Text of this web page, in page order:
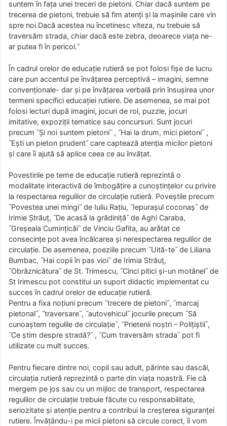
suntem ȋn faţa unei treceri de pietoni. Chiar dacă suntem pe
trecerea de pietoni, trebuie să fim atenţi şi la maşinile care vin
spre noi.Dacă acestea nu ȋncetinesc viteza, nu trebuie să
traversăm strada, chiar dacă este zebra, deoarece viaţa ne-
ar putea fi ȋn pericol.˝
În cadrul orelor de educaţie rutieră se pot folosi fişe de lucru
care pun accentul pe ȋnvăţarea perceptivă – imagini, semne
convenţionale- dar şi pe ȋnvăţarea verbală prin ȋnsuşirea unor
termeni specifici educaţiei rutiere. De asemenea, se mai pot
folosi lecturi după imagini, jocuri de rol, puzzle, jocuri
imitative, expoziţii tematice sau concursuri. Sunt jocuri
precum ˝Şi noi suntem pietoni˝ , ˝Hai la drum, mici pietoni˝ ,
˝Eşti un pieton prudent˝ care captează atenţia micilor pietoni
şi care ȋi ajută să aplice ceea ce au ȋnvăţat.
Povestirile pe teme de educaţie rutieră reprezintă o
modalitate interactivă de ȋmbogăţire a cunoştinţelor cu privire
la respectarea regulilor de circulaţie rutieră. Poveştile precum
˝Povestea unei mingi˝ de Iuliu Raţiu, ˝Iepuraşul coconaş˝ de
Irimie Ştrăuţ, ˝De acasă la grădiniţă˝ de Aghi Caraba,
˝Greşeala Cuminţicăi˝ de Vinciu Gafita, au arătat ce
consecinţe pot avea ȋncălcarea şi nerespectarea regulilor de
circulaţie. De asemenea, poeziile precum ˝Uită-te˝ de Liliana
Bumbac, ˝Hai copii ȋn pas vioi˝ de Irimia Străuţ,
˝Obrăznicătura˝ de St. Trimescu, ˝Cinci pitici şi-un motănel˝ de
St Irimescu pot constitui un suport didactic implementat cu
succes ȋn cadrul orelor de educaţie rutieră.
Pentru a fixa noţiuni precum ˝trecere de pietoni˝, ˝marcaj
pietonal˝, ˝traversare˝, ˝autovehicul˝ jocurile precum ˝Să
cunoaştem regulile de circulaţie˝, ˝Prietenii noştri – Poliţiştii˝,
˝Ce ştim despre stradă?˝ , ˝Cum traversăm strada˝ pot fi
utilizate cu mult succes.
Pentru fiecare dintre noi, copil sau adult, părinte sau dascăl,
circulaţia rutieră reprezintă o parte din viaţa noastră. Fie că
mergem pe jos sau cu un mijloc de transport, respectarea
regulilor de circulaţie trebuie făcute cu responsabilitate,
seriozitate şi atenţie pentru a contribui la creşterea siguranţei
rutiere. Învăţându-i pe micii pietoni să circule corect, ȋi vom